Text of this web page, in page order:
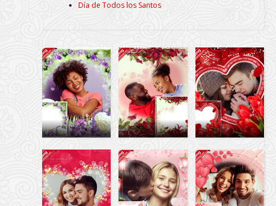
Día de Todos los Santos